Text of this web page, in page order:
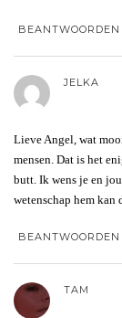
BEANTWOORDEN
JELKA
Lieve Angel, wat
mensen. Dat is het
butt. Ik wens je en
wetenschap hem kan
BEANTWOORDEN
TAM